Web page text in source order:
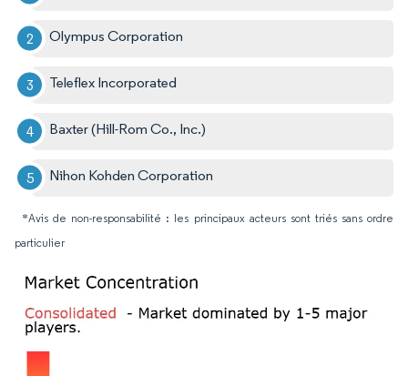
Olympus Corporation
Teleflex Incorporated
Baxter (Hill-Rom Co., Inc.)
Nihon Kohden Corporation
*Avis de non-responsabilité : les principaux acteurs sont triés sans ordre
particulier